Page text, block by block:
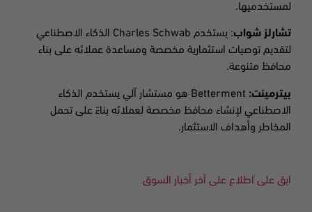
لمستخدميها.
تشارلز شواب: يستخدم
الذكاء الاصطناعي
لتقديم توصيات استثمارية مخصصة ومساعدة عملائه على بناء
محافظ متنوعة.
بيترمينت:
هو مستشار آلي يستخدم الذكاء
الاصطناعي لإنشاء محافظ مخصصة لعملائه بناءً على تحمل
المخاطر وأهداف الاستثمار.
ابق على اطلاع على آخر أخبار السوق